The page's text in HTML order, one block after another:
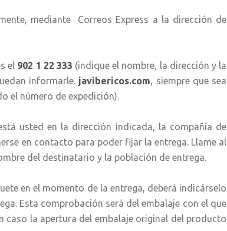
mediante Correos Express a la dirección de
el 902 1 22 333 (indique el nombre, la dirección y la
informarle. javibericos.com, siempre que sea
el número de expedición).
en la dirección indicada, la compañía de
en contacto para poder fijar la entrega. Llame al
del destinatario y la población de entrega.
el momento de la entrega, deberá indicárselo
Esta comprobación será del embalaje con el que
caso la apertura del embalaje original del producto